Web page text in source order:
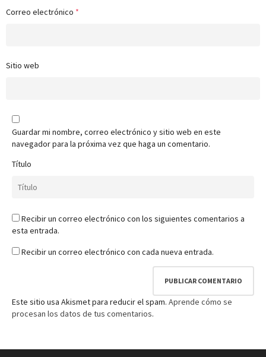
Correo electrónico *
Sitio web
Guardar mi nombre, correo electrónico y sitio web en este
navegador para la próxima vez que haga un comentario.
Título
Recibir un correo electrónico con los siguientes comentarios a
esta entrada.
Recibir un correo electrónico con cada nueva entrada.
Este sitio usa Akismet para reducir el spam. Aprende cómo se
procesan los datos de tus comentarios.